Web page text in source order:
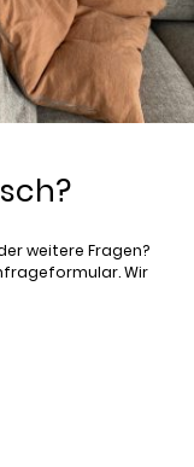
weitere Fragen?
Wir